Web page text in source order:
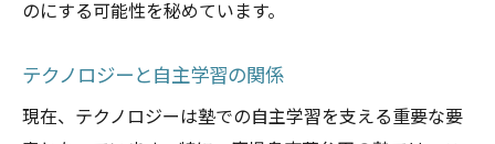
のにする可能性を秘めています。
テクノロジーと自主学習の関係
現在、テクノロジーは塾での自主学習を支える重要な要